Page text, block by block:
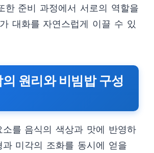
한 준비 과정에서 서로의 역할을
대화를 자연스럽게 이끌 수 있
원리와 비빔밥 구성
소를 음식의 색상과 맛에 반영하
과 미각의 조화를 동시에 얻을